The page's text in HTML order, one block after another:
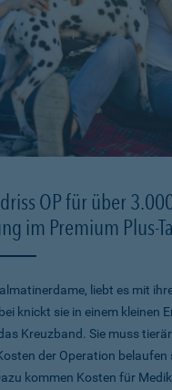
OP für über
im Premium Plus-
liebt es mit
knickt sie in einem kleinen
Kreuzband. Sie muss
der Operation belaufen
kommen Kosten für